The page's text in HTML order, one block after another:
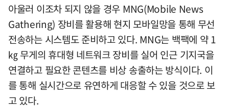
아울러 이조차 되지 않을 경우 MNG(Mobile News
Gathering) 장비를 활용해 현지 모바일망을 통해 무선
전송하는 시스템도 준비하고 있다. MNG는 백팩에 약 1
㎏ 무게의 휴대형 네트워크 장비를 실어 인근 기지국을
연결하고 필요한 콘텐츠를 비상 송출하는 방식이다. 이
를 통해 실시간으로 유연하게 대응할 수 있을 것으로 보
고 있다.